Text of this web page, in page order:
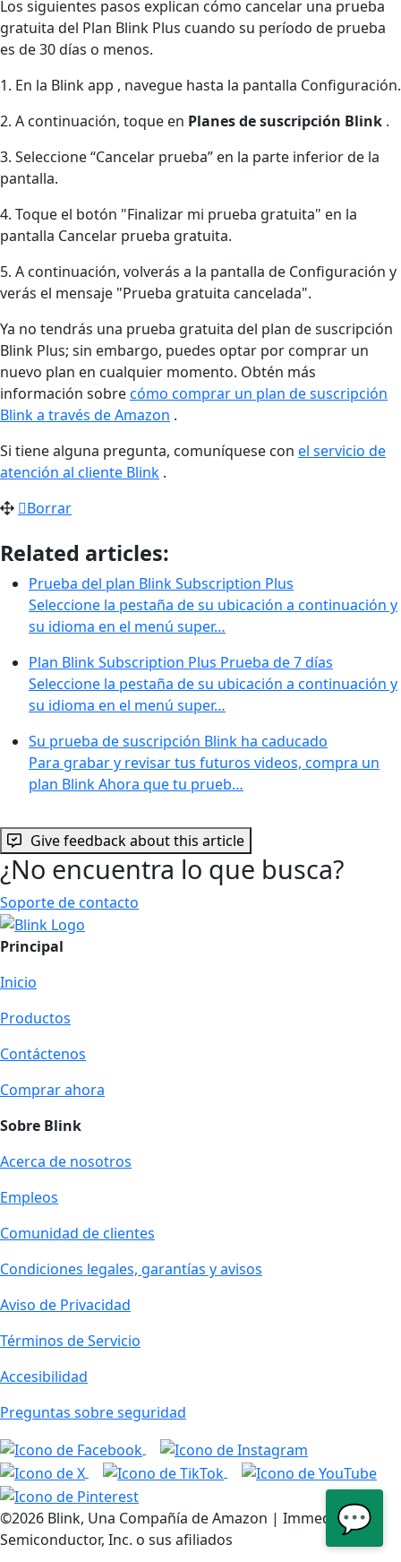
Los siguientes pasos explican cómo cancelar una prueba
gratuita del Plan Blink Plus cuando su período de prueba
es de 30 días o menos.
1. En la Blink app , navegue hasta la pantalla Configuración.
2. A continuación, toque en Planes de suscripción Blink .
3. Seleccione “Cancelar prueba” en la parte inferior de la
pantalla.
4. Toque el botón "Finalizar mi prueba gratuita" en la
pantalla Cancelar prueba gratuita.
5. A continuación, volverás a la pantalla de Configuración y
verás el mensaje "Prueba gratuita cancelada".
Ya no tendrás una prueba gratuita del plan de suscripción
Blink Plus; sin embargo, puedes optar por comprar un
nuevo plan en cualquier momento. Obtén más
información sobrecómo comprar un plan de suscripción
Blink a través de Amazon .
Si tiene alguna pregunta, comuníquese con el servicio de
atención al cliente Blink .
Borrar
Related articles:
Prueba del plan Blink Subscription Plus
Seleccione la pestaña de su ubicación a continuación y
su idioma en el menú super…
Plan Blink Subscription Plus Prueba de 7 días
Seleccione la pestaña de su ubicación a continuación y
su idioma en el menú super…
Su prueba de suscripción Blink ha caducado
Para grabar y revisar tus futuros videos, compra un
plan Blink Ahora que tu prueb…
Give feedback about this article
¿No encuentra lo que busca?
Soporte de contacto
Principal
Inicio
Productos
Contáctenos
Comprar ahora
Sobre Blink
Acerca de nosotros
Empleos
Comunidad de clientes
Condiciones legales, garantías y avisos
Aviso de Privacidad
Términos de Servicio
Accesibilidad
Preguntas sobre seguridad
©2026 Blink, Una Compañía de Amazon | Immedia
Semiconductor, Inc. o sus afiliados
💬